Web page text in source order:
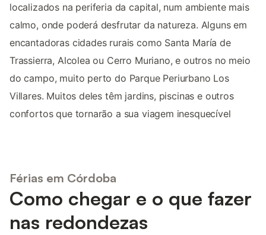
localizados na periferia da capital, num ambiente mais
calmo, onde poderá desfrutar da natureza. Alguns em
encantadoras cidades rurais como Santa María de
Trassierra, Alcolea ou Cerro Muriano, e outros no meio
do campo, muito perto do Parque Periurbano Los
Villares. Muitos deles têm jardins, piscinas e outros
confortos que tornarão a sua viagem inesquecível
Férias em Córdoba
Como chegar e o que fazer
nas redondezas